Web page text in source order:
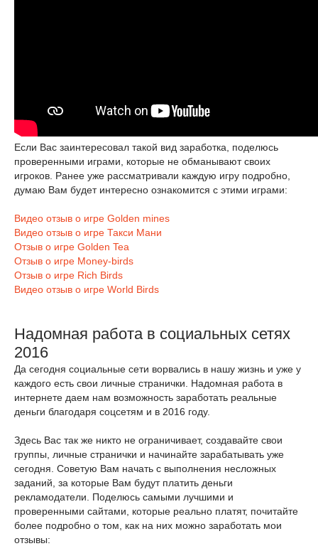
Если Вас заинтересовал такой вид заработка, поделюсь
проверенными играми, которые не обманывают своих
игроков. Ранее уже рассматривали каждую игру подробно,
думаю Вам будет интересно ознакомится с этими играми:
Видео отзыв о игре Golden mines
Видео отзыв о игре Такси Мани
Отзыв о игре Golden Tea
Отзыв о игре Money-birds
Отзыв о игре Rich Birds
Видео отзыв о игре World Birds
Надомная работа в социальных сетях
2016
Да сегодня социальные сети ворвались в нашу жизнь и уже у
каждого есть свои личные странички. Надомная работа в
интернете даем нам возможность заработать реальные
деньги благодаря соцсетям и в 2016 году.
Здесь Вас так же никто не ограничивает, создавайте свои
группы, личные странички и начинайте зарабатывать уже
сегодня. Советую Вам начать с выполнения несложных
заданий, за которые Вам будут платить деньги
рекламодатели. Поделюсь самыми лучшими и
проверенными сайтами, которые реально платят, почитайте
более подробно о том, как на них можно заработать мои
отзывы: